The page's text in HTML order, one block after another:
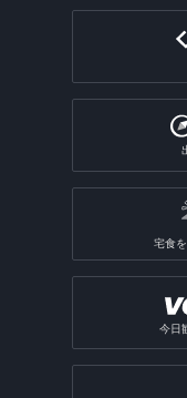
宅食
今日